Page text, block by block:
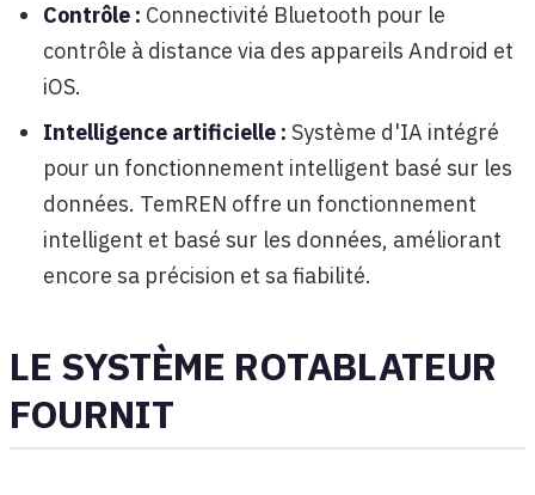
Contrôle : Connectivité Bluetooth pour le
contrôle à distance via des appareils Android et
iOS.
Intelligence artificielle : Système d'IA intégré
pour un fonctionnement intelligent basé sur les
données. TemREN offre un fonctionnement
intelligent et basé sur les données, améliorant
encore sa précision et sa fiabilité.
LE SYSTÈME ROTABLATEUR
FOURNIT